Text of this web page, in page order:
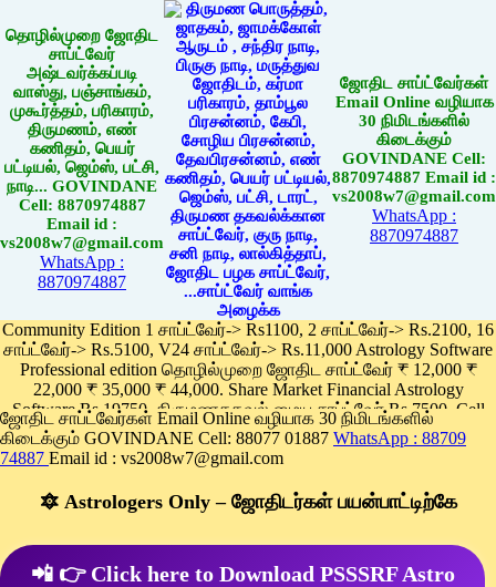
தொழில்முறை ஜோதிட
சாப்ட்வேர்
அஷ்டவர்க்கப்படி
வாஸ்து, பஞ்சாங்கம்,
முகூர்த்தம், பரிகாரம்,
திருமணம், எண்
கணிதம், பெயர்
பட்டியல், ஜெம்ஸ், பட்சி,
நாடி... GOVINDANE
Cell: 8870974887
Email id :
vs2008w7@gmail.com
WhatsApp :
8870974887
ஜோதிட சாப்ட்வேர்கள்
Email Online வழியாக
30 நிமிடங்களில்
கிடைக்கும்
GOVINDANE Cell:
8870974887 Email id :
vs2008w7@gmail.com
WhatsApp :
8870974887
Community Edition 1 சாப்ட்வேர்-> Rs1100, 2 சாப்ட்வேர்-> Rs.2100, 16
சாப்ட்வேர்-> Rs.5100, V24 சாப்ட்வேர்-> Rs.11,000 Astrology Software
Professional edition தொழில்முறை ஜோதிட சாப்ட்வேர் ₹ 12,000 ₹
22,000 ₹ 35,000 ₹ 44,000. Share Market Financial Astrology
Software Rs.19750, திருமணதகவல் மைய சாப்ட்வேர் Rs.7500, Cell
Phone App Rs. 1100
Pay online
ஜோதிட சாப்ட்வேர்கள் Email Online வழியாக 30 நிமிடங்களில்
கிடைக்கும் GOVINDANE Cell: 88077 01887 WhatsApp : 88709
74887 Email id : vs2008w7@gmail.com
🔯 Astrologers Only – ஜோதிடர்கள் பயன்பாட்டிற்கே
📲 👉 Click here to Download PSSSRF Astro